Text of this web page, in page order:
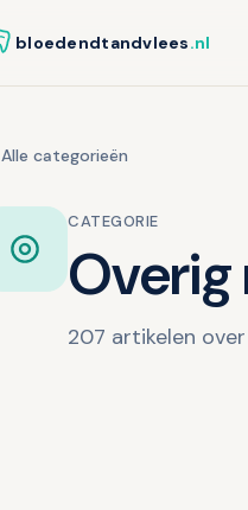
bloedendtandvlees.nl
Alle categorieën
CATEGORIE
Overig
207 artikelen